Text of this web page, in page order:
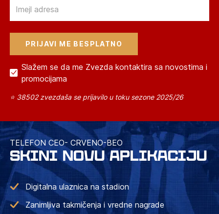
Slažem se da me Zvezda kontaktira sa novostima i
promocijama
⭐ 38502 zvezdaša se prijavilo u toku sezone 2025/26
TELEFON CEO- CRVENO-BEO
SKINI NOVU APLIKACIJU
Digitalna ulaznica na stadion
Zanimljiva takmičenja i vredne nagrade